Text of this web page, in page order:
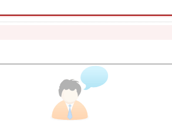
生物安全法正式实施